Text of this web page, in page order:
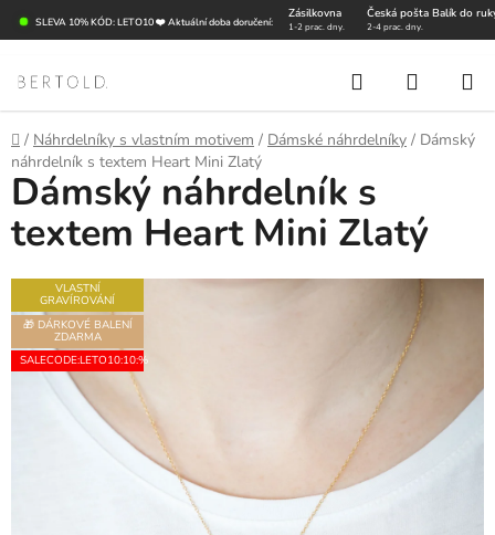
Přejít
na
SLEVA 10% KÓD: LETO10 ❤️ Aktuální doba doručení:
Zásilkovna Česká pošta Balík do
1-2 prac. dny. 2-4 prac. dny.
Hledat
KOŠÍK
Domů
/ Náhrdelníky s vlastním motivem / Dámské náhrdelníky / Dámský
náhrdelník s textem Heart Mini Zlatý
Dámský náhrdelník s
textem Heart Mini Zlatý
VLASTNÍ
GRAVÍROVÁNÍ
🎁 DÁRKOVÉ BALENÍ
ZDARMA
SALECODE:LETO10:10:%